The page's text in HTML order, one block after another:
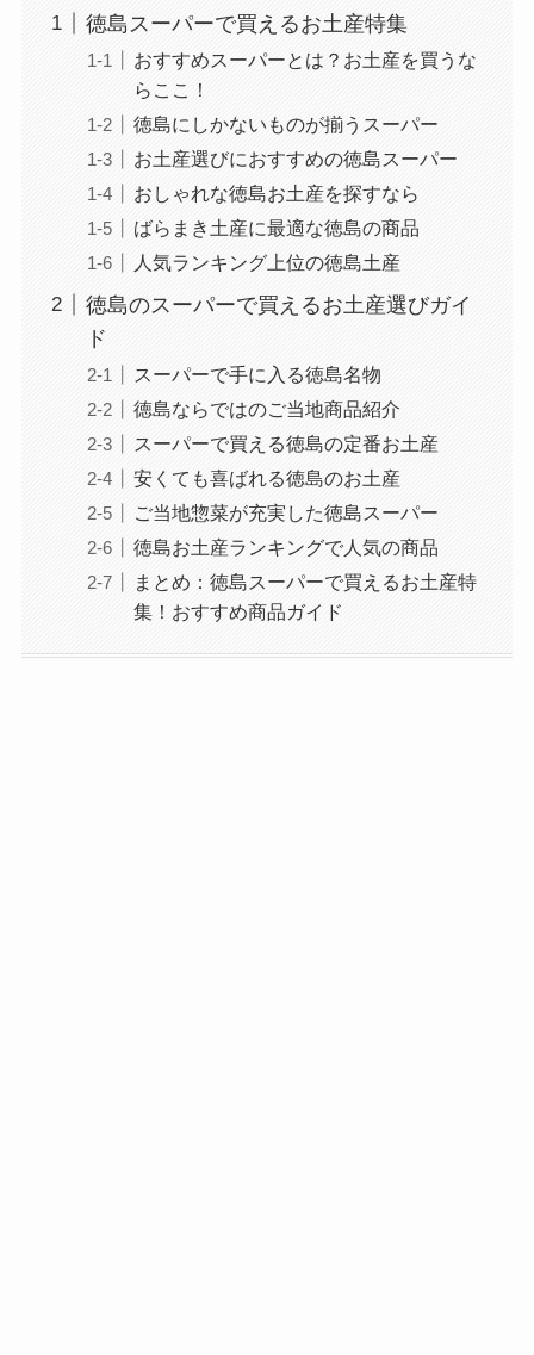
徳島スーパーで買えるお土産特集
おすすめスーパーとは？お土産を買うな
らここ！
徳島にしかないものが揃うスーパー
お土産選びにおすすめの徳島スーパー
おしゃれな徳島お土産を探すなら
ばらまき土産に最適な徳島の商品
人気ランキング上位の徳島土産
徳島のスーパーで買えるお土産選びガイ
ド
スーパーで手に入る徳島名物
徳島ならではのご当地商品紹介
スーパーで買える徳島の定番お土産
安くても喜ばれる徳島のお土産
ご当地惣菜が充実した徳島スーパー
徳島お土産ランキングで人気の商品
まとめ：徳島スーパーで買えるお土産特
集！おすすめ商品ガイド